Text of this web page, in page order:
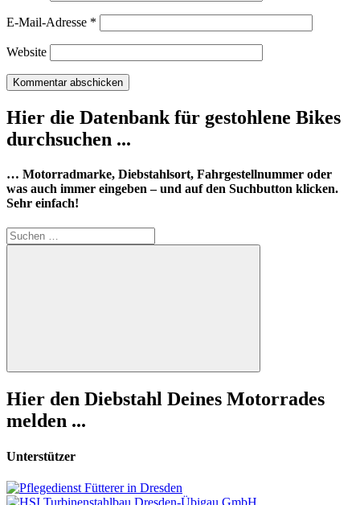
E-Mail-Adresse *
Website
Hier die Datenbank für gestohlene Bikes
durchsuchen ...
… Motorradmarke, Diebstahlsort, Fahrgestellnummer oder
was auch immer eingeben – und auf den Suchbutton klicken.
Sehr einfach!
Suchen
nach:
Suchen
Hier den Diebstahl Deines Motorrades
melden ...
Unterstützer